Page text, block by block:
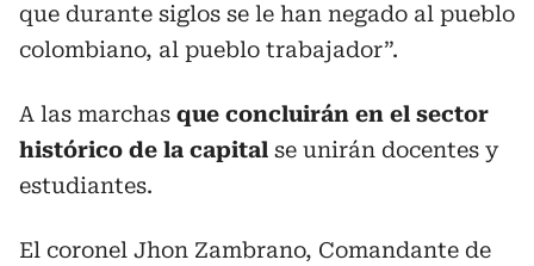
que durante siglos se le han negado al pueblo
colombiano, al pueblo trabajador”.
A las marchas que concluirán en el sector
histórico de la capital se unirán docentes y
estudiantes.
El coronel Jhon Zambrano, Comandante de